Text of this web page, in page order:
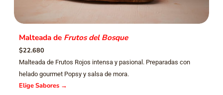
Malteada de Frutos del Bosque
$22.680
Malteada de Frutos Rojos intensa y pasional. Preparadas con
helado gourmet Popsy y salsa de mora.
Elige Sabores →